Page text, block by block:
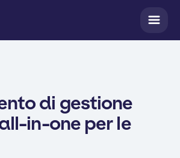
di gestione
in-one per le